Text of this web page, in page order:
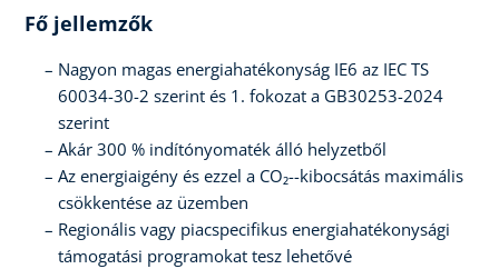
Fő jellemzők
Nagyon magas energiahatékonyság IE6 az IEC TS
60034-30-2 szerint és 1. fokozat a GB30253-2024
szerint
Akár 300 % indítónyomaték álló helyzetből
Az energiaigény és ezzel a CO₂--kibocsátás maximális
csökkentése az üzemben
Regionális vagy piacspecifikus energiahatékonysági
támogatási programokat tesz lehetővé